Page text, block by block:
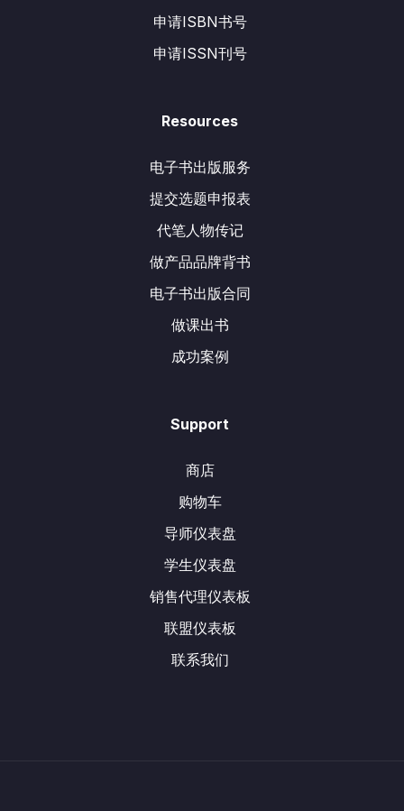
申请ISBN书号
申请ISSN刊号
Resources
电子书出版服务
提交选题申报表
代笔人物传记
做产品品牌背书
电子书出版合同
做课出书
成功案例
Support
商店
购物车
导师仪表盘
学生仪表盘
销售代理仪表板
联盟仪表板
联系我们